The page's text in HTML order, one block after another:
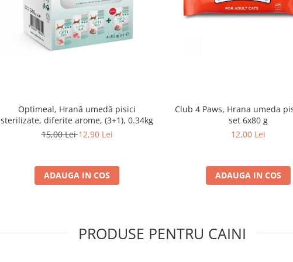
Optimeal, Hrană umedă pisici
sterilizate, diferite arome, (3+1), 0.34kg
15,00 Lei12,90 Lei
ADAUGA IN COS
Club 4 Paws, Hrana umeda
set 6x80 g
12,00 Lei
ADAUGA IN COS
PRODUSE PENTRU CAINI